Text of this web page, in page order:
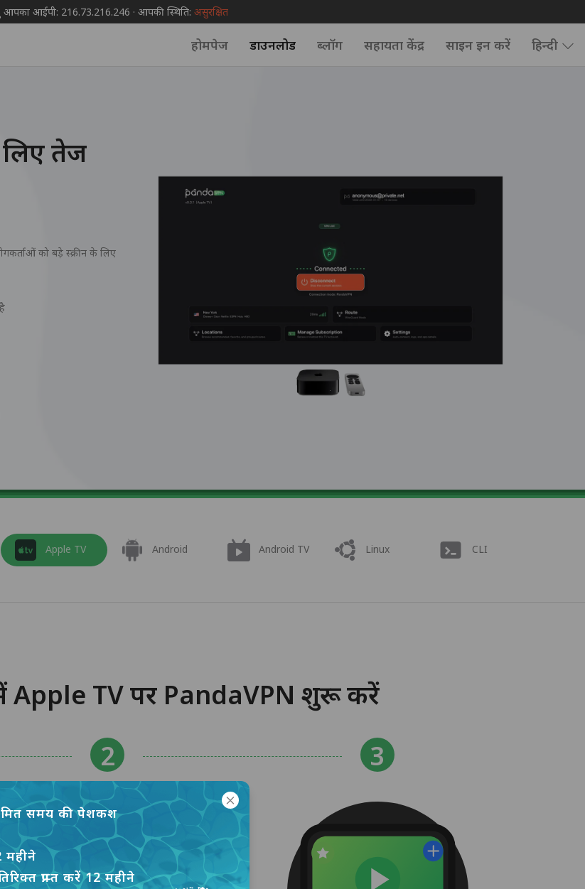
आपका आईपी: 216.73.216.246 · आपकी स्थिति: असुरक्षित
होमपेज डाउनलोड ब्लॉग सहायता केंद्र साइन इन करें हिन्दी
तेज
को बड़े स्क्रीन के लिए
Apple TV Android Android TV Linux CLI
Apple TV पर PandaVPN शुरू करें
समय की पेशकश
महीने
प्राप्त करें 12 महीने